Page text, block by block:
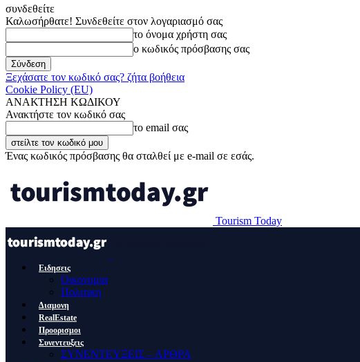
συνδεθείτε
Καλωσήρθατε! Συνδεθείτε στον λογαριασμό σας
το όνομα χρήστη σας
ο κωδικός πρόσβασης σας
Ξεχάσατε τον κωδικό σας? ζήτα βοήθεια
Cookie Policy (EU)
ΑΝΑΚΤΗΣΗ ΚΩΔΙΚΟΥ
Ανακτήστε τον κωδικό σας
το email σας
Ένας κωδικός πρόσβασης θα σταλθεί με e-mail σε εσάς.
Tourism Today
Ειδησεις
Οικονομια
Πολιτικη
Διαμονη
RealEstate
Προορισμοι
Συνεντευξεις
ΣΥΝΕΝΤΕΥΞΕΙΣ – ΑΡΘΡΑ